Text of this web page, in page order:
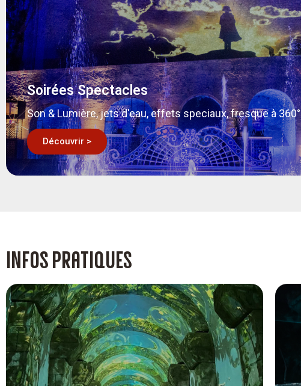
Soirées Spectacles
Son & Lumière, jets d'eau, effets speciaux, fresque à 360°
Découvrir >
Infos pratiques